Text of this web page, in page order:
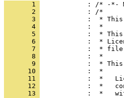
       1
: /* -*-
       2
       3
       4
       5
       6
       7
       8
       9
      10
      11
      12
      13